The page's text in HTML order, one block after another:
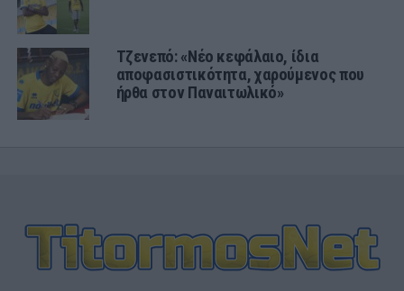
Τζενεπό: «Νέο κεφάλαιο, ίδια
αποφασιστικότητα, χαρούμενος που
ήρθα στον Παναιτωλικό»